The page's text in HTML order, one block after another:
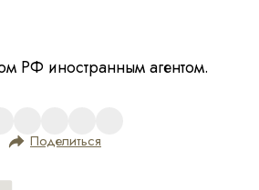
РФ иностранным агентом.
Поделиться